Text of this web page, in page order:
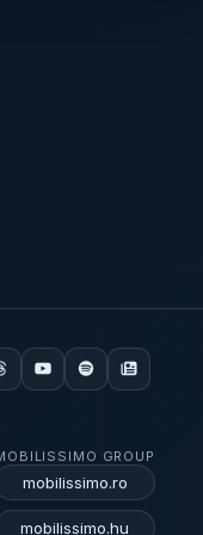
GROUP
mobilissimo.ro
mobilissimo.hu